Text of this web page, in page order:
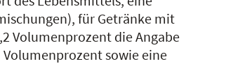
für Getränke mit
Volumenprozent die Angabe
Volumenprozent sowie eine